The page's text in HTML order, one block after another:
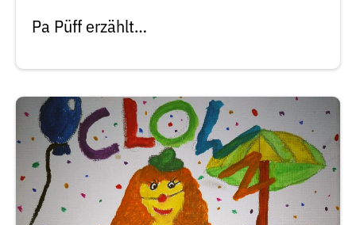
Pa Püff erzählt…